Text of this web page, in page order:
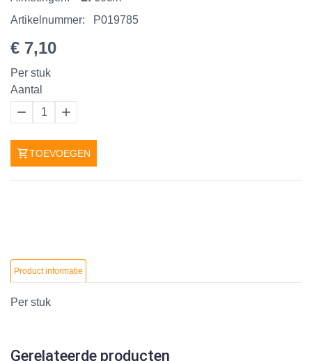
Artikelnummer:
P019785
€ 7,10
Per stuk
Aantal
1
TOEVOEGEN
Product informatie
Per stuk
Gerelateerde producten